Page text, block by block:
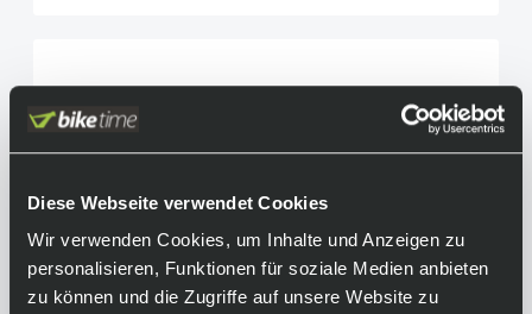
Diese Webseite verwendet Cookies
Wir verwenden Cookies, um Inhalte und Anzeigen zu
personalisieren, Funktionen für soziale Medien anbieten
zu können und die Zugriffe auf unsere Website zu